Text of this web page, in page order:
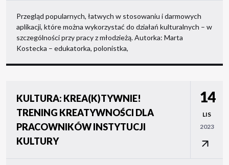
Przegląd popularnych, łatwych w stosowaniu i darmowych
aplikacji, które można wykorzystać do działań kulturalnych – w
szczególności przy pracy z młodzieżą. Autorka: Marta
Kostecka – edukatorka, polonistka,
KULTURA: KREA(K)TYWNIE!
TRENING KREATYWNOŚCI DLA
PRACOWNIKÓW INSTYTUCJI
KULTURY
14
LIS
2023